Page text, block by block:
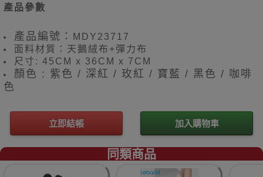
產品參數
產品編號：
MDY23717
面料材質：天鵝絨布+彈力布
尺寸: 45CM x 36CM x 7CM
顏色 : 紫色 / 深紅 / 玫紅 / 寶藍 / 黑色 / 咖啡
色
立即結帳 加入購物車
同類商品